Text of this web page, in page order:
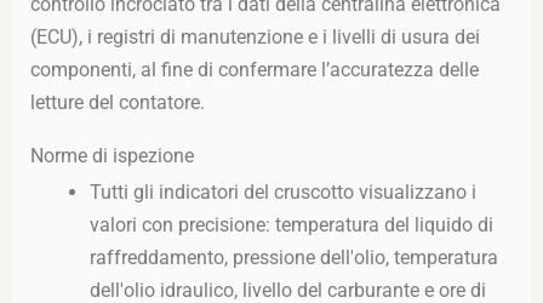
(ECU), i registri di manutenzione e i livelli di usura dei
componenti, al fine di confermare l’accuratezza delle
letture del contatore.
Norme di ispezione
Tutti gli indicatori del cruscotto visualizzano i
valori con precisione: temperatura del liquido di
raffreddamento, pressione dell'olio, temperatura
dell'olio idraulico, livello del carburante e ore di